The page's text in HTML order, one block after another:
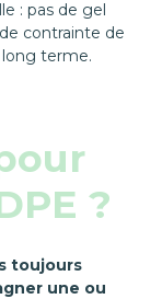
: pas de gel
contrainte de
long terme.
?
toujours
une ou